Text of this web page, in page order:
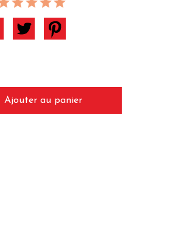
Ajouter au panier